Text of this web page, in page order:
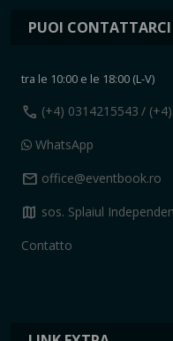
PUOI CONTATTARCI
tra le 10:00 e le 18:00 (L-V)
call (+4) 0314215543 /
WhatsApp
mail office@eventbook.ro
map sos. Splaiul
Contatto